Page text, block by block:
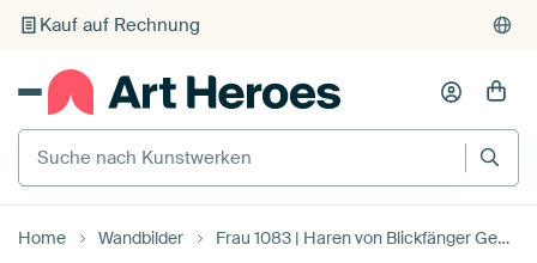
Individueller Druck auf Bestellung
Suche nach Kunstwerken
Home Wandbilder Frau 1083 | Haren von Blickfänger Gemälde